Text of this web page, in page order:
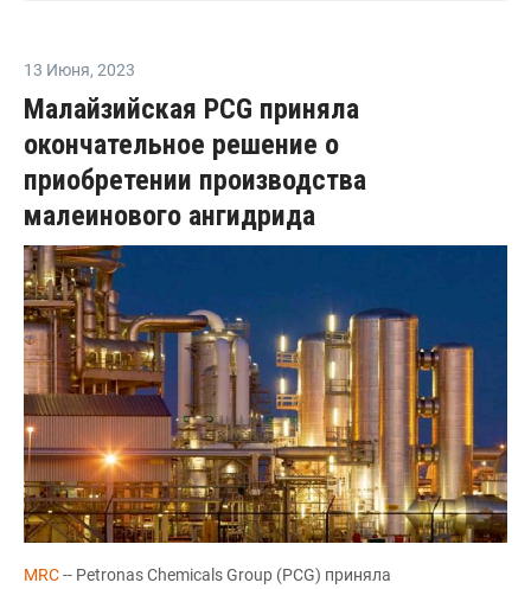
13 Июня, 2023
Малайзийская PCG приняла
окончательное решение о
приобретении производства
малеинового ангидрида
MRC-- Petronas Chemicals Group (PCG) приняла